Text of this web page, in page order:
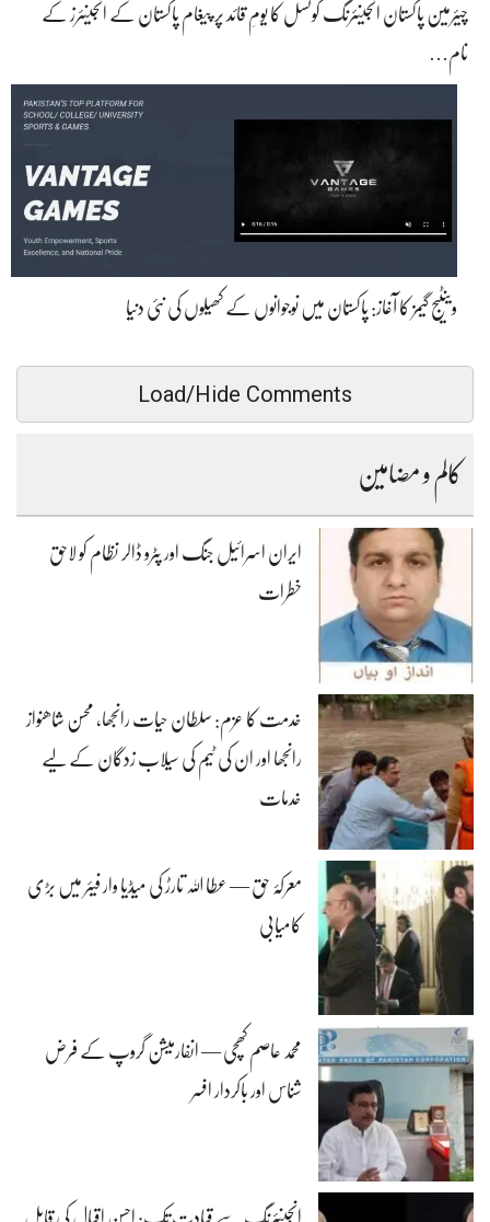
چیئرمین پاکستان انجینئرنگ کونسل کا یومِ قائد پر پیغام پاکستان کے انجینئرز کے
نام…
وینٹیج گیمز کا آغاز: پاکستان میں نوجوانوں کے کھیلوں کی نئی دنیا
Load/Hide Comments
کالم و مضامین
ایران اسرائیل جنگ اور پٹرو ڈالر نظام کو لاحق
خطرات
خدمت کا عزم: سلطان حیات رانجھا، محسن شاھنواز
رانجھا اور ان کی ٹیم کی سیلاب زدگان کے لیے
خدمات
معرکۂ حق — عطا اللہ تارڑ کی میڈیا وار فیئر میں بڑی
کامیابی
محمد عاصم کھچی — انفارمیشن گروپ کے فرض
شناس اور باکردار افسر
انجینئرنگ سے قیادت تک: احسن اقبال کی قابل